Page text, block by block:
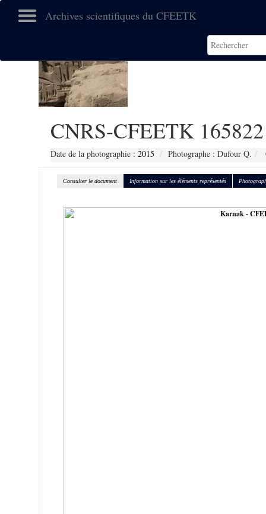
Archives scientifiques du CFEETK
CNRS-CFEETK 165822
Date de la photographie : 2015 Photographe : Dufour Q.
Consulter le document Information sur les éléments représentés